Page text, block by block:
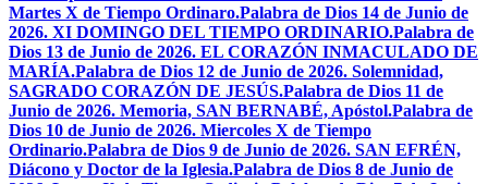
Martes X de Tiempo Ordinaro.Palabra de Dios 14 de Junio de
2026. XI DOMINGO DEL TIEMPO ORDINARIO.Palabra de
Dios 13 de Junio de 2026. EL CORAZÓN INMACULADO DE
MARÍA.Palabra de Dios 12 de Junio de 2026. Solemnidad,
SAGRADO CORAZÓN DE JESÚS.Palabra de Dios 11 de
Junio de 2026. Memoria, SAN BERNABÉ, Apóstol.Palabra de
Dios 10 de Junio de 2026. Miercoles X de Tiempo
Ordinario.Palabra de Dios 9 de Junio de 2026. SAN EFRÉN,
Diácono y Doctor de la Iglesia.Palabra de Dios 8 de Junio de